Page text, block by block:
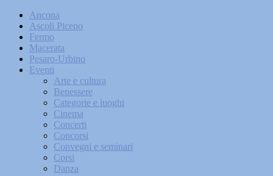
Ancona
Ascoli Piceno
Fermo
Macerata
Pesaro-Urbino
Eventi
Arte e cultura
Benessere
Categorie e luoghi
Cinema
Concerti
Concorsi
Convegni e seminari
Corsi
Danza